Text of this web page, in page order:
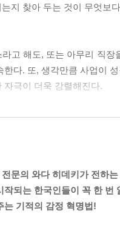
지만 행동은 컨트롤할 수 있
안해할 필요는 없다 · 185
것인가? · 188
』이 그린 노인의 비극 ·
는 사람과 아무도 찾지 않는
의 기술 · 198
지 찾아 두는 것이 무엇보
고 해도, 또는 아무리 직
한다. 또, 생각만큼 사업이
자극이 더욱 강렬해진다.
음대로 사용할 수 있는 사
욱 벌어질 수밖에 없다.
문의 와다 히데키가 전하는
작되는 한국인들이 꼭 한 번
는 기적의 감정 혁명법!